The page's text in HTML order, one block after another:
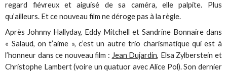
regard fiévreux et aiguisé de sa caméra, elle palpite. Plus
qu’ailleurs. Et ce nouveau film ne déroge pas à la règle.
Après Johnny Hallyday, Eddy Mitchell et Sandrine Bonnaire dans
« Salaud, on t’aime », c’est un autre trio charismatique qui est à
l’honneur dans ce nouveau film : Jean Dujardin, Elsa Zylberstein et
Christophe Lambert (voire un quatuor avec Alice Pol). Son dernier